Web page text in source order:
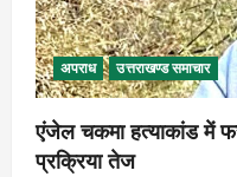
अपराध उत्तराखण्ड समाचार
एंजेल चकमा हत्याकांड में
प्रक्रिया तेज